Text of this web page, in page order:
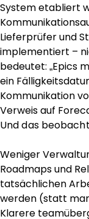
System etabliert
Lieferprüfer und
implementiert –
bedeutet: „Epics
ein
Kommunikation
Verweis auf
Und das
Weniger
Roadmaps und
tatsächlichen
werden (statt
Klarere